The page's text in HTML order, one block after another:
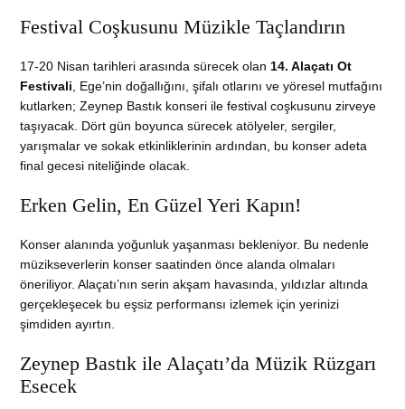
Festival Coşkusunu Müzikle Taçlandırın
17-20 Nisan tarihleri arasında sürecek olan 14. Alaçatı Ot
Festivali , Ege’nin doğallığını, şifalı otlarını ve yöresel mutfağını
kutlarken; Zeynep Bastık konseri ile festival coşkusunu zirveye
taşıyacak. Dört gün boyunca sürecek atölyeler, sergiler,
yarışmalar ve sokak etkinliklerinin ardından, bu konser adeta
final gecesi niteliğinde olacak.
Erken Gelin, En Güzel Yeri Kapın!
Konser alanında yoğunluk yaşanması bekleniyor. Bu nedenle
müzikseverlerin konser saatinden önce alanda olmaları
öneriliyor. Alaçatı’nın serin akşam havasında, yıldızlar altında
gerçekleşecek bu eşsiz performansı izlemek için yerinizi
şimdiden ayırtın.
Zeynep Bastık ile Alaçatı’da Müzik Rüzgarı
Esecek